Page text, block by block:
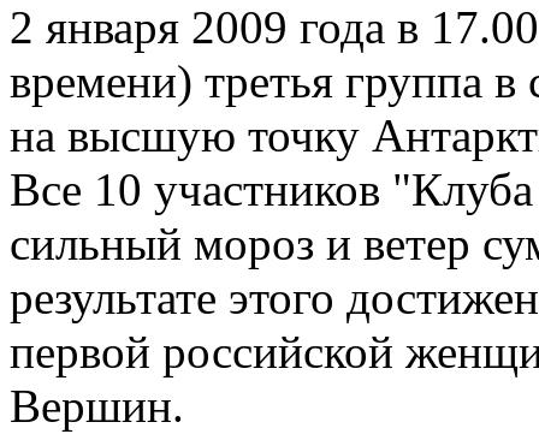
2 января 2009 года в
времени) третья группа
на высшую точку
Все 10 участников
сильный мороз и ветер
результате этого
первой российской
Вершин.